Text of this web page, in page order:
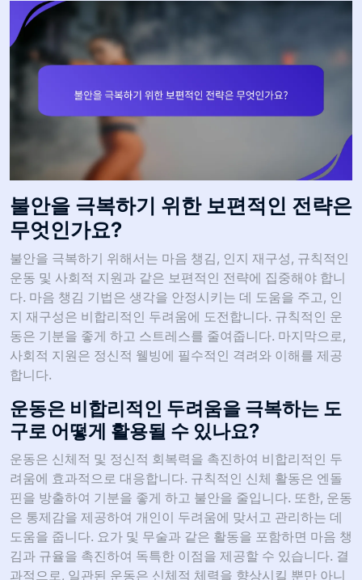
불안을 극복하기 위한 보편적인 전략은
무엇인가요?
불안을 극복하기 위해서는 마음 챙김, 인지 재구성, 규칙적인
운동 및 사회적 지원과 같은 보편적인 전략에 집중해야 합니
다. 마음 챙김 기법은 생각을 안정시키는 데 도움을 주고, 인
지 재구성은 비합리적인 두려움에 도전합니다. 규칙적인 운
동은 기분을 좋게 하고 스트레스를 줄여줍니다. 마지막으로,
사회적 지원은 정신적 웰빙에 필수적인 격려와 이해를 제공
합니다.
운동은 비합리적인 두려움을 극복하는 도
구로 어떻게 활용될 수 있나요?
운동은 신체적 및 정신적 회복력을 촉진하여 비합리적인 두
려움에 효과적으로 대응합니다. 규칙적인 신체 활동은 엔돌
핀을 방출하여 기분을 좋게 하고 불안을 줄입니다. 또한, 운동
은 통제감을 제공하여 개인이 두려움에 맞서고 관리하는 데
도움을 줍니다. 요가 및 무술과 같은 활동을 포함하면 마음 챙
김과 규율을 촉진하여 독특한 이점을 제공할 수 있습니다. 결
과적으로, 일관된 운동은 신체적 체력을 향상시킬 뿐만 아니